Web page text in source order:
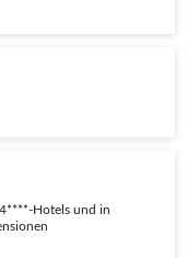
Hotels und in